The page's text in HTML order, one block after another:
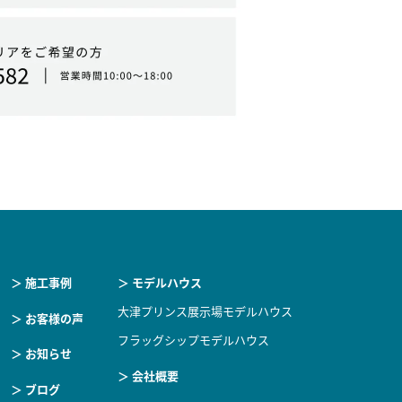
＞ 施工事例
＞ お客様の声
＞ お知らせ
＞ ブログ
＞ モデルハウス
大津プリンス展示場モデルハウス
フラッグシップモデルハウス
＞ 会社概要